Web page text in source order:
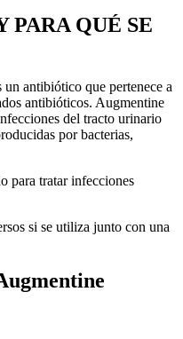
PARA QUÉ SE
antibiótico que pertenece a
antibióticos. Augmentine
del tracto urinario
por bacterias,
para tratar infecciones
si se utiliza junto con una